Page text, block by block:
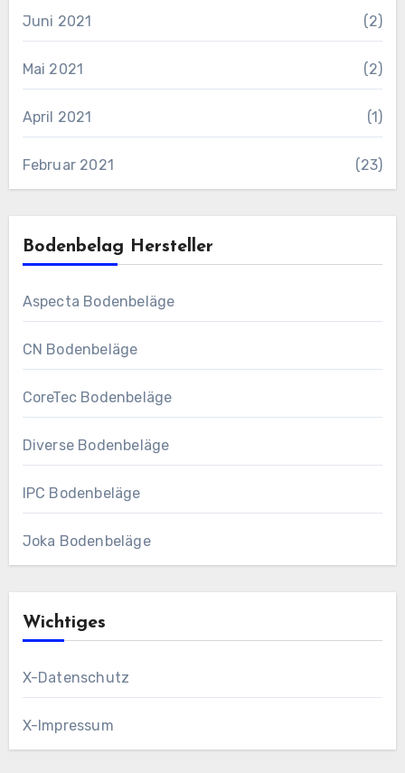
Juni 2021 (2)
Mai 2021 (2)
April 2021 (1)
Februar 2021 (23)
Bodenbelag Hersteller
Aspecta Bodenbeläge
CN Bodenbeläge
CoreTec Bodenbeläge
Diverse Bodenbeläge
IPC Bodenbeläge
Joka Bodenbeläge
Wichtiges
X-Datenschutz
X-Impressum